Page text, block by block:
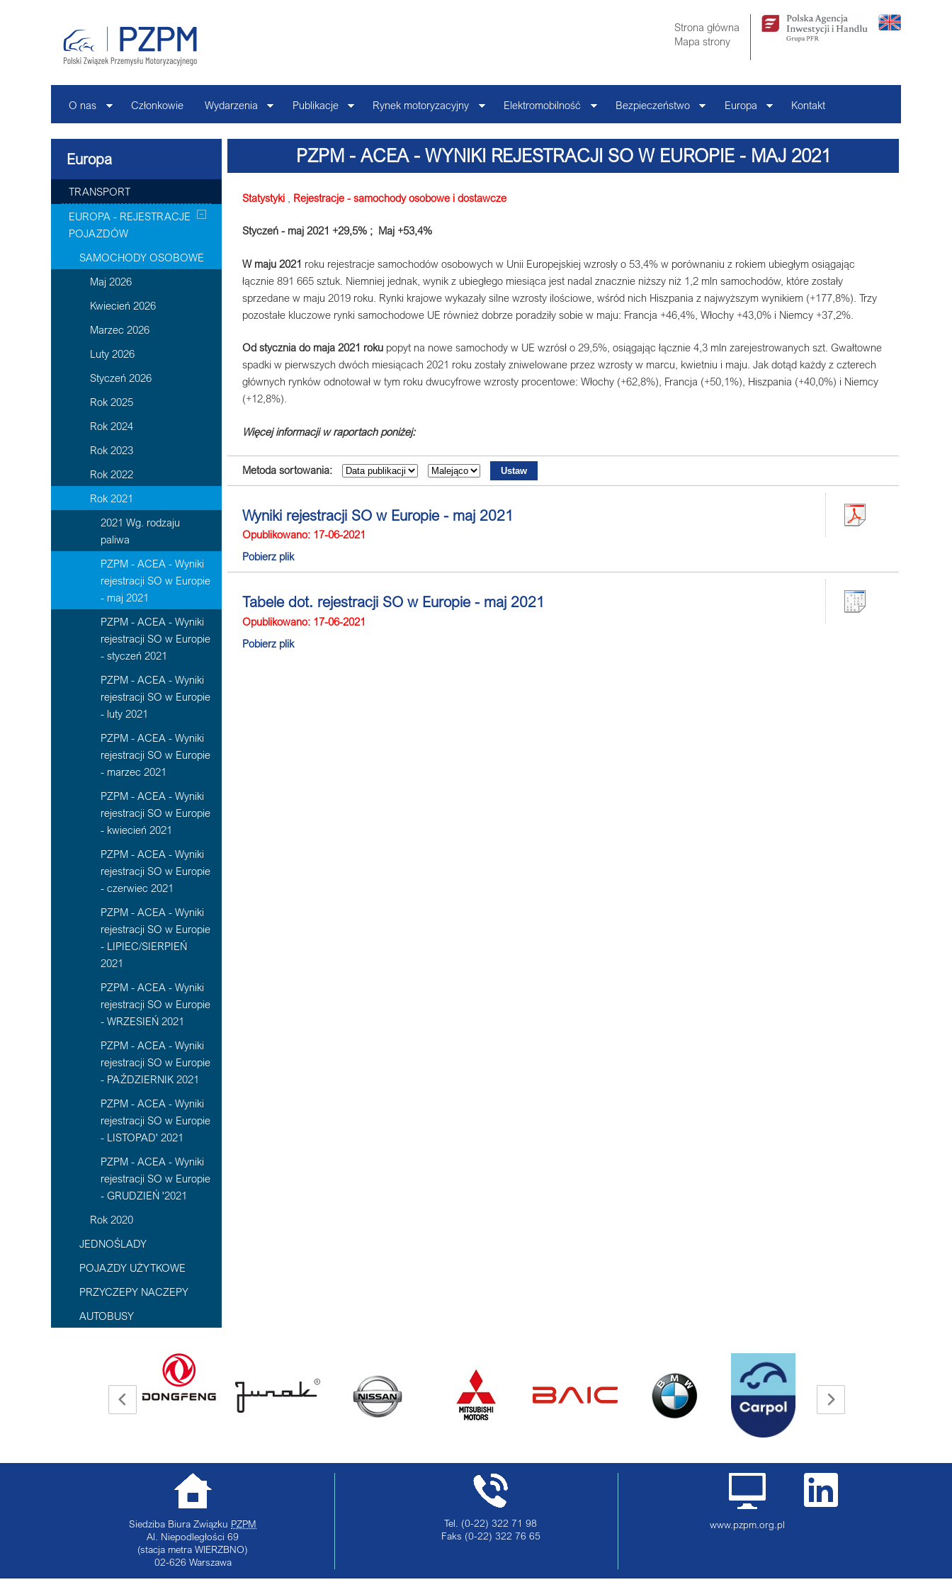
Strona główna
Mapa strony
O nas Członkowie Wydarzenia Publikacje Rynek motoryzacyjny Elektromobilność Bezpieczeństwo Europa Kontakt
Europa
TRANSPORT
EUROPA - REJESTRACJE
POJAZDÓW
SAMOCHODY OSOBOWE
Maj 2026
Kwiecień 2026
Marzec 2026
Luty 2026
Styczeń 2026
Rok 2025
Rok 2024
Rok 2023
Rok 2022
Rok 2021
2021 Wg. rodzaju
paliwa
PZPM - ACEA - Wyniki
rejestracji SO w Europie
- maj 2021
PZPM - ACEA - Wyniki
rejestracji SO w Europie
- styczeń 2021
PZPM - ACEA - Wyniki
rejestracji SO w Europie
- luty 2021
PZPM - ACEA - Wyniki
rejestracji SO w Europie
- marzec 2021
PZPM - ACEA - Wyniki
rejestracji SO w Europie
- kwiecień 2021
PZPM - ACEA - Wyniki
rejestracji SO w Europie
- czerwiec 2021
PZPM - ACEA - Wyniki
rejestracji SO w Europie
- LIPIEC/SIERPIEŃ
2021
PZPM - ACEA - Wyniki
rejestracji SO w Europie
- WRZESIEŃ 2021
PZPM - ACEA - Wyniki
rejestracji SO w Europie
- PAŹDZIERNIK 2021
PZPM - ACEA - Wyniki
rejestracji SO w Europie
- LISTOPAD' 2021
PZPM - ACEA - Wyniki
rejestracji SO w Europie
- GRUDZIEŃ '2021
Rok 2020
JEDNOŚLADY
POJAZDY UŻYTKOWE
PRZYCZEPY NACZEPY
AUTOBUSY
PZPM - ACEA - WYNIKI REJESTRACJI SO W EUROPIE - MAJ 2021
Statystyki Rejestracje - samochody osobowe i dostawcze
Styczeń - maj 2021 +29,5% ; Maj +53,4%
W maju 2021 roku rejestracje samochodów osobowych w Unii Europejskiej wzrosły o 53,4% w porównaniu z rokiem ubiegłym osiągając
łącznie 891 665 sztuk. Niemniej jednak, wynik z ubiegłego miesiąca jest nadal znacznie niższy niż 1,2 mln samochodów, które zostały
sprzedane w maju 2019 roku. Rynki krajowe wykazały silne wzrosty ilościowe, wśród nich Hiszpania z najwyższym wynikiem (+177,8%). Trzy
pozostałe kluczowe rynki samochodowe UE również dobrze poradziły sobie w maju: Francja +46,4%, Włochy +43,0% i Niemcy +37,2%.
Od stycznia do maja 2021 roku popyt na nowe samochody w UE wzrósł o 29,5%, osiągając łącznie 4,3 mln zarejestrowanych szt. Gwałtowne
spadki w pierwszych dwóch miesiącach 2021 roku zostały zniwelowane przez wzrosty w marcu, kwietniu i maju. Jak dotąd każdy z czterech
głównych rynków odnotował w tym roku dwucyfrowe wzrosty procentowe: Włochy (+62,8%), Francja (+50,1%), Hiszpania (+40,0%) i Niemcy
(+12,8%).
Więcej informacji w raportach poniżej:
Metoda sortowania:
Wyniki rejestracji SO w Europie - maj 2021
Opublikowano: 17-06-2021
Pobierz plik
Tabele dot. rejestracji SO w Europie - maj 2021
Opublikowano: 17-06-2021
Pobierz plik
Siedziba Biura Związku PZPM
Al. Niepodległości 69
(stacja metra WIERZBNO)
02-626 Warszawa
Tel. (0-22) 322 71 98
Faks (0-22) 322 76 65
www.pzpm.org.pl